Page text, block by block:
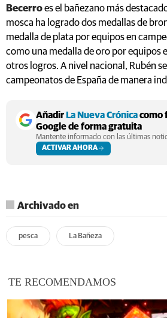
Becerroes el bañezano más
mosca ha logrado dos medallas de
medalla de plata por equipos en
como una medalla de oro por equipos
otros logros. A nivel nacional, Rubén
campeonatos de España de manera
AñadirLa Nueva Crónicacomo
Google de forma gratuita
Mantente informado con las últimas
ACTIVAR AHORA
Archivado en
pesca La Bañeza
TE RECOMENDAMOS